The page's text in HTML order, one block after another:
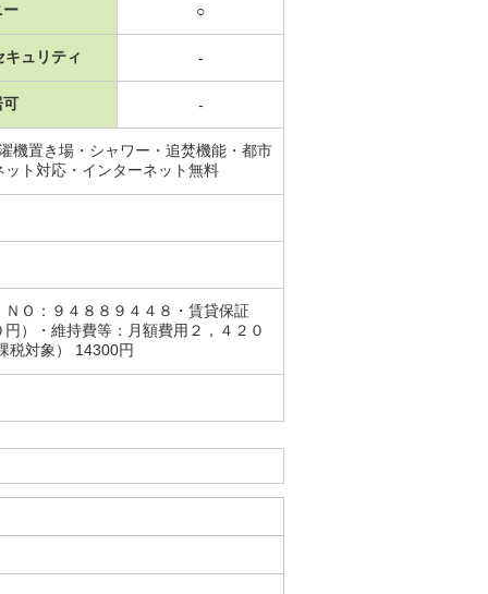
ー ○
キュリティ -
可 -
機置き場・シャワー・追焚機能・都市
ト対応・インターネット無料
Ｏ：９４８８９４４８・賃貸保証
）・維持費等：月額費用２，４２０
税対象） 14300円